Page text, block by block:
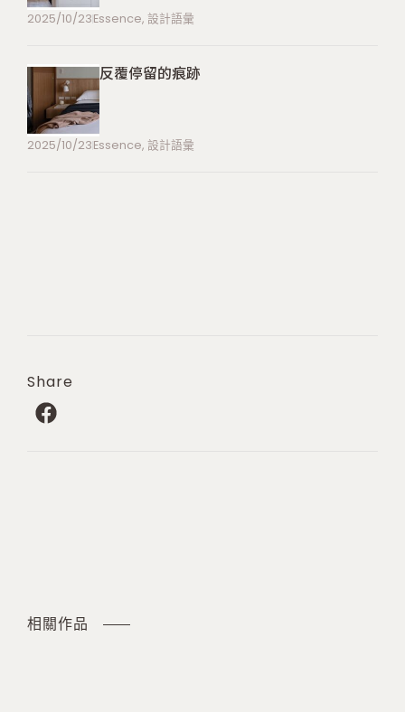
2025/10/23Essence, 設計語彙
反覆停留的痕跡
2025/10/23Essence, 設計語彙
Share
相關作品